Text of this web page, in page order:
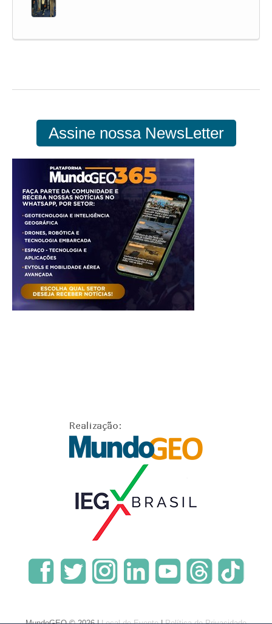
Assine nossa NewsLetter